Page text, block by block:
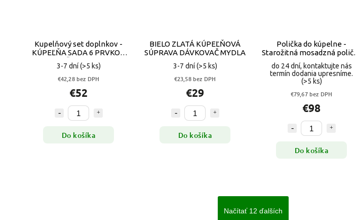
Kupelňový set doplnkov -
KÚPEĽŇA SADA 6 PRVKOV
ČIERNE
3-7 dní(>5 ks)
€42,28 bez DPH
€52
Do košíka
BIELO ZLATÁ KÚPEĽŇOVÁ
SÚPRAVA DÁVKOVAČ MYDLA
3-7 dní(>5 ks)
€23,58 bez DPH
€29
Do košíka
Polička do kúpelne -
Starožitná mosadzná
do kúpeľne
do 24 dní, kontaktujte nás
termín dodania upresníme.
(>5 ks)
€79,67 bez DPH
€98
Do košíka
Načítať 12 ďalších